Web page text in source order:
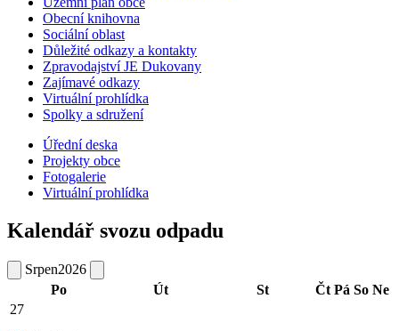
Obecní knihovna
Sociální oblast
Důležité odkazy a kontakty
Zpravodajství JE Dukovany
Zajímavé odkazy
Virtuální prohlídka
Spolky a sdružení
Úřední deska
Projekty obce
Fotogalerie
Virtuální prohlídka
Kalendář svozu odpadu
Srpen2026
Po
Út St Čt Pá So Ne
27